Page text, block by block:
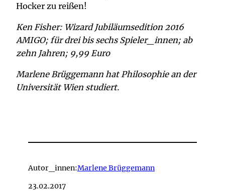
Hocker zu reißen!
Ken Fisher: Wizard Jubiläumsedition 2016
AMIGO; für drei bis sechs Spieler_innen; ab
zehn Jahren; 9,99 Euro
Marlene Brüggemann hat Philosophie an der
Universität Wien studiert.
Autor_innen:Marlene Brüggemann
23.02.2017